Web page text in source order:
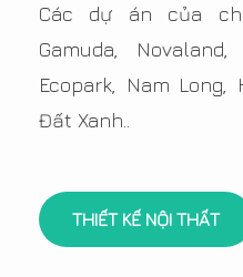
Các dự án của
Gamuda,
Ecopark, Nam
Đất Xanh..
THIẾT KẾ NỘI THẤT